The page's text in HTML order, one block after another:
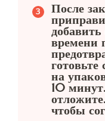
После
времени
готовьте
на
10
чтобы